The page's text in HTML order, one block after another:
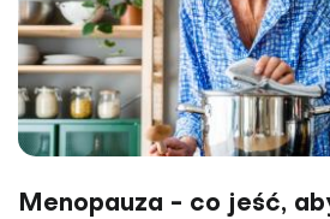
Menopauza - co jeść,